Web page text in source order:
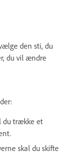
den sti, du
du vil ændre
du trække et
skal du skifte